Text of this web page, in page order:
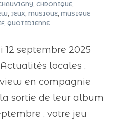
CHRONIQUE
JEUX MUSIQUE MUSIQUE
QUOTIDIENNE
12 septembre 2025
locales ,
en compagnie
sortie de leur album
, votre jeu